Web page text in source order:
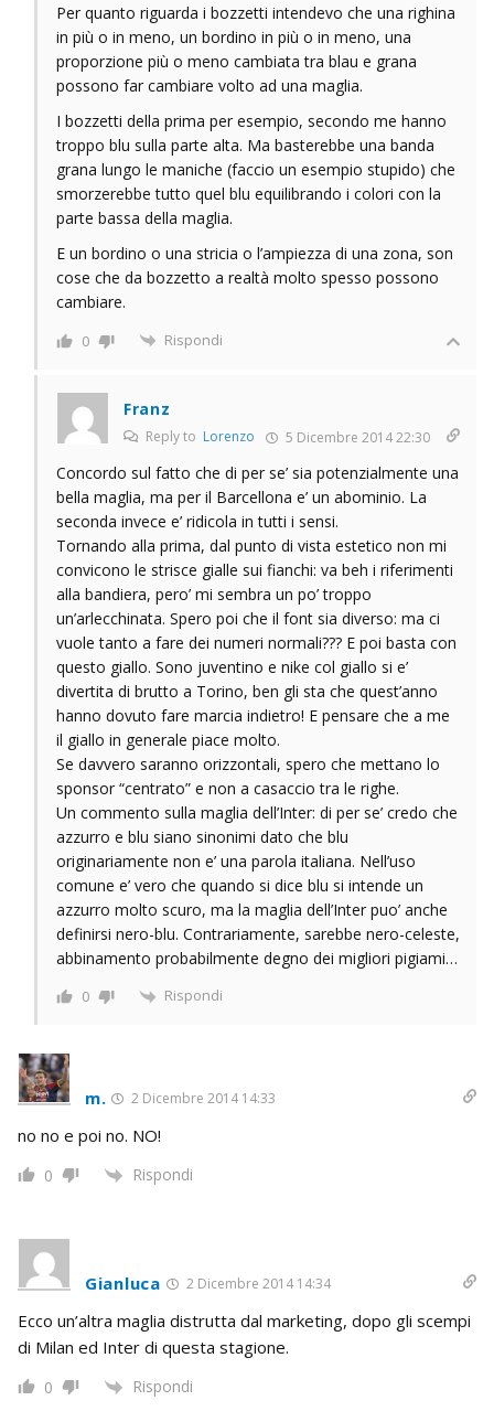
Per quanto riguarda i bozzetti intendevo che una righina
in più o in meno, un bordino in più o in meno, una
proporzione più o meno cambiata tra blau e grana
possono far cambiare volto ad una maglia.
I bozzetti della prima per esempio, secondo me hanno
troppo blu sulla parte alta. Ma basterebbe una banda
grana lungo le maniche (faccio un esempio stupido) che
smorzerebbe tutto quel blu equilibrando i colori con la
parte bassa della maglia.
E un bordino o una stricia o l’ampiezza di una zona, son
cose che da bozzetto a realtà molto spesso possono
cambiare.
0 Rispondi
Franz
Reply to Lorenzo 5 Dicembre 2014 22:30
Concordo sul fatto che di per se’ sia potenzialmente una
bella maglia, ma per il Barcellona e’ un abominio. La
seconda invece e’ ridicola in tutti i sensi.
Tornando alla prima, dal punto di vista estetico non mi
convicono le strisce gialle sui fianchi: va beh i riferimenti
alla bandiera, pero’ mi sembra un po’ troppo
un’arlecchinata. Spero poi che il font sia diverso: ma ci
vuole tanto a fare dei numeri normali??? E poi basta con
questo giallo. Sono juventino e nike col giallo si e’
divertita di brutto a Torino, ben gli sta che quest’anno
hanno dovuto fare marcia indietro! E pensare che a me
il giallo in generale piace molto.
Se davvero saranno orizzontali, spero che mettano lo
sponsor “centrato” e non a casaccio tra le righe.
Un commento sulla maglia dell’Inter: di per se’ credo che
azzurro e blu siano sinonimi dato che blu
originariamente non e’ una parola italiana. Nell’uso
comune e’ vero che quando si dice blu si intende un
azzurro molto scuro, ma la maglia dell’Inter puo’ anche
definirsi nero-blu. Contrariamente, sarebbe nero-celeste,
abbinamento probabilmente degno dei migliori pigiami…
0 Rispondi
m. 2 Dicembre 2014 14:33
no no e poi no. NO!
0 Rispondi
Gianluca 2 Dicembre 2014 14:34
Ecco un’altra maglia distrutta dal marketing, dopo gli scempi
di Milan ed Inter di questa stagione.
0 Rispondi